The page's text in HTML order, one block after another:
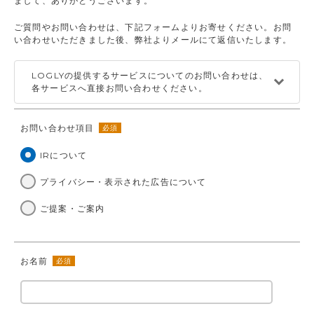
ブログ
採用情報
IR
お問い合わせ
ご質問やお問い合わせは、下記フォームよりお寄せください。お問
い合わせいただきました後、弊社よりメールにて返信いたします。
LOGLYの提供するサービスについてのお問い合わせは、
各サービスへ直接お問い合わせください。
お問い合わせ項目 必須
IRについて
プライバシー・表示された広告について
ご提案・ご案内
お名前 必須